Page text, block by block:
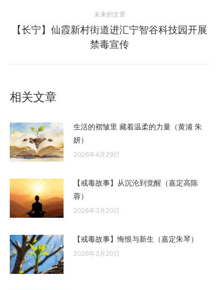
章：
未来的文章
未
来
的
【长宁】仙霞新村街道进汇宁智谷科技园开展
禁毒宣传
相关文章
生活的褶皱里 藏着温柔的力量（黄浦 朱
妍）
2026年4月29日
【戒毒故事】从沉沦到觉醒（嘉定高陈
蓉）
2026年3月20日
【戒毒故事】悔恨与新生（嘉定朱琴）
2026年3月20日